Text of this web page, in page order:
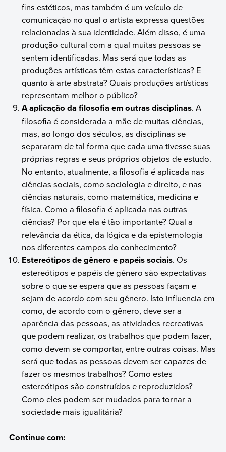
fins estéticos, mas também é um veículo de
comunicação no qual o artista expressa questões
relacionadas à sua identidade. Além disso, é uma
produção cultural com a qual muitas pessoas se
sentem identificadas. Mas será que todas as
produções artísticas têm estas características? E
quanto à arte abstrata? Quais produções artísticas
representam melhor o público?
A aplicação da filosofia em outras disciplinas. A
filosofia é considerada a mãe de muitas ciências,
mas, ao longo dos séculos, as disciplinas se
separaram de tal forma que cada uma tivesse suas
próprias regras e seus próprios objetos de estudo.
No entanto, atualmente, a filosofia é aplicada nas
ciências sociais, como sociologia e direito, e nas
ciências naturais, como matemática, medicina e
física. Como a filosofia é aplicada nas outras
ciências? Por que ela é tão importante? Qual a
relevância da ética, da lógica e da epistemologia
nos diferentes campos do conhecimento?
Estereótipos de gênero e papéis sociais. Os
estereótipos e papéis de gênero são expectativas
sobre o que se espera que as pessoas façam e
sejam de acordo com seu gênero. Isto influencia em
como, de acordo com o gênero, deve ser a
aparência das pessoas, as atividades recreativas
que podem realizar, os trabalhos que podem fazer,
como devem se comportar, entre outras coisas. Mas
será que todas as pessoas devem ser capazes de
fazer os mesmos trabalhos? Como estes
estereótipos são construídos e reproduzidos?
Como eles podem ser mudados para tornar a
sociedade mais igualitária?
Continue com: